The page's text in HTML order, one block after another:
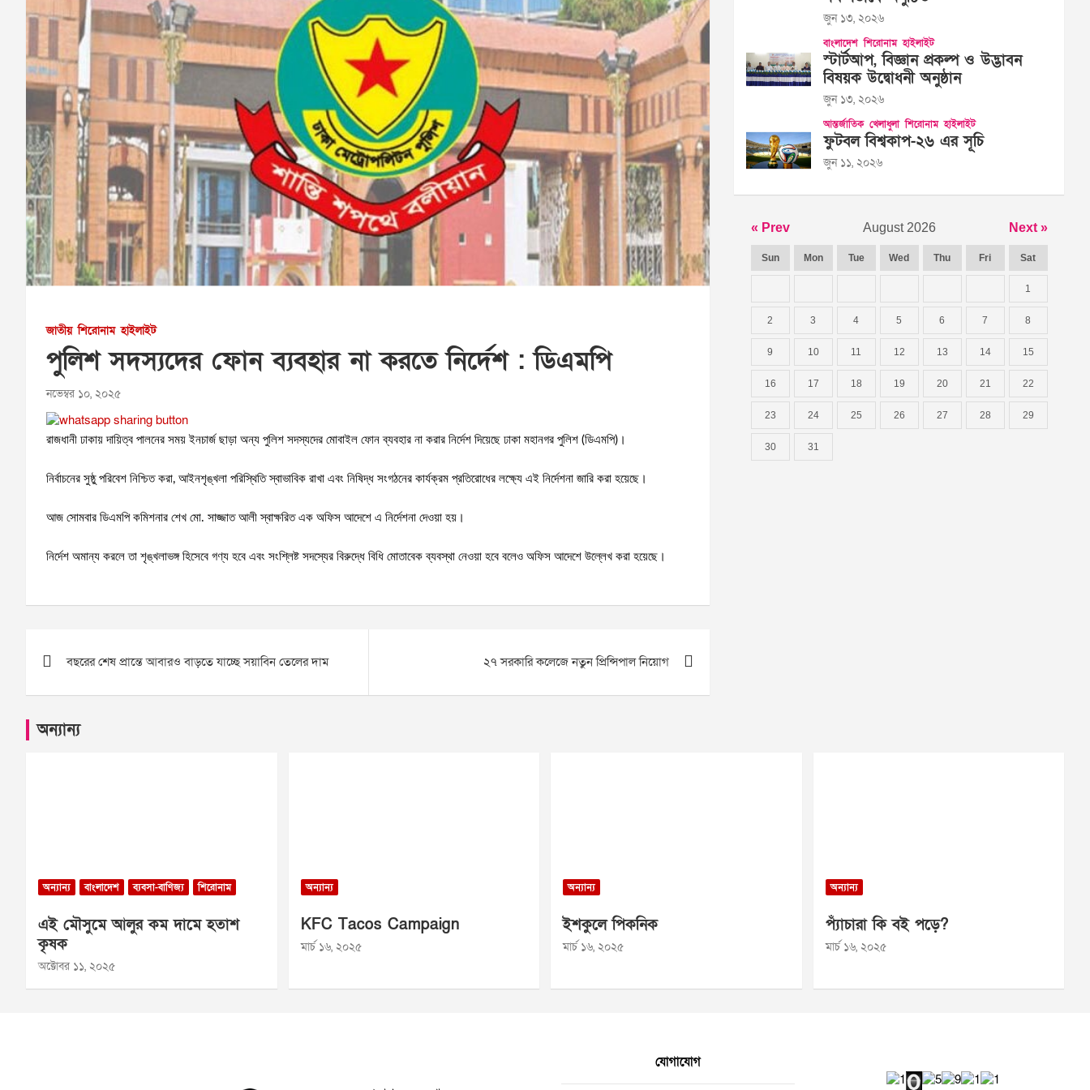
জাতীয় শিরোনাম হাইলাইট
পুলিশ সদস্যদের ফোন ব্যবহার না করতে নির্দেশ : ডিএমপি
নভেম্বর ১০, ২০২৫
রাজধানী ঢাকায় দায়িত্ব পালনের সময় ইনচার্জ ছাড়া অন্য পুলিশ সদস্যদের মোবাইল ফোন ব্যবহার না করার নির্দেশ দিয়েছে ঢাকা মহানগর পুলিশ (ডিএমপি)।
নির্বাচনের সুষ্ঠু পরিবেশ নিশ্চিত করা, আইনশৃঙ্খলা পরিস্থিতি স্বাভাবিক রাখা এবং নিষিদ্ধ সংগঠনের কার্যক্রম প্রতিরোধের লক্ষ্যে এই নির্দেশনা জারি করা হয়েছে।
আজ সোমবার ডিএমপি কমিশনার শেখ মো. সাজ্জাত আলী স্বাক্ষরিত এক অফিস আদেশে এ নির্দেশনা দেওয়া হয়।
নির্দেশ অমান্য করলে তা শৃঙ্খলাভঙ্গ হিসেবে গণ্য হবে এবং সংশ্লিষ্ট সদস্যের বিরুদ্ধে বিধি মোতাবেক ব্যবস্থা নেওয়া হবে বলেও অফিস আদেশে উল্লেখ করা হয়েছে।
navigation
বছরের শেষ প্রান্তে আবারও বাড়তে যাচ্ছে সয়াবিন তেলের দাম ২৭ সরকারি কলেজে নতুন প্রিন্সিপাল নিয়োগ
জুন ১৩, ২০২৬
বাংলাদেশ শিরোনাম হাইলাইট
স্টার্টআপ, বিজ্ঞান প্রকল্প ও উদ্ভাবন
বিষয়ক উদ্বোধনী অনুষ্ঠান
জুন ১৩, ২০২৬
আন্তর্জাতিক খেলাধুলা শিরোনাম হাইলাইট
ফুটবল বিশ্বকাপ-২৬ এর সূচি
জুন ১১, ২০২৬
« Prev August 2026 Next »
Sun Mon Tue Wed Thu Fri Sat
1
2 3 4 5 6 7 8
9 10 11 12 13 14 15
16 17 18 19 20 21 22
23 24 25 26 27 28 29
30 31
অন্যান্য
অন্যান্য বাংলাদেশ ব্যবসা-বাণিজ্য শিরোনাম
এই মৌসুমে আলুর কম দামে হতাশ
কৃষক
অক্টোবর ১১, ২০২৫
অন্যান্য
KFC Tacos Campaign
মার্চ ১৬, ২০২৫
অন্যান্য
ইশকুলে পিকনিক
মার্চ ১৬, ২০২৫
অন্যান্য
প্যাঁচারা কি বই পড়ে?
মার্চ ১৬, ২০২৫
যোগাযোগ